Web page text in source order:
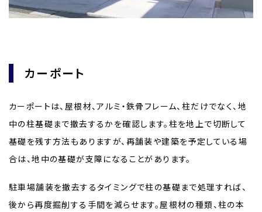
カーポート
カーポートは、屋根材、アルミ・鉄骨フレーム、柱だけでなく、地
中の柱基礎まで撤去するかを確認します。柱を地上で切断して
基礎を残す方法もありますが、再舗装や建築を予定している場
合は、地中の基礎が支障になることがあります。
駐車場舗装を撤去するタイミングで柱の基礎まで処理すれば、
後から再度掘削する手間を減らせます。屋根材の種類、柱の本